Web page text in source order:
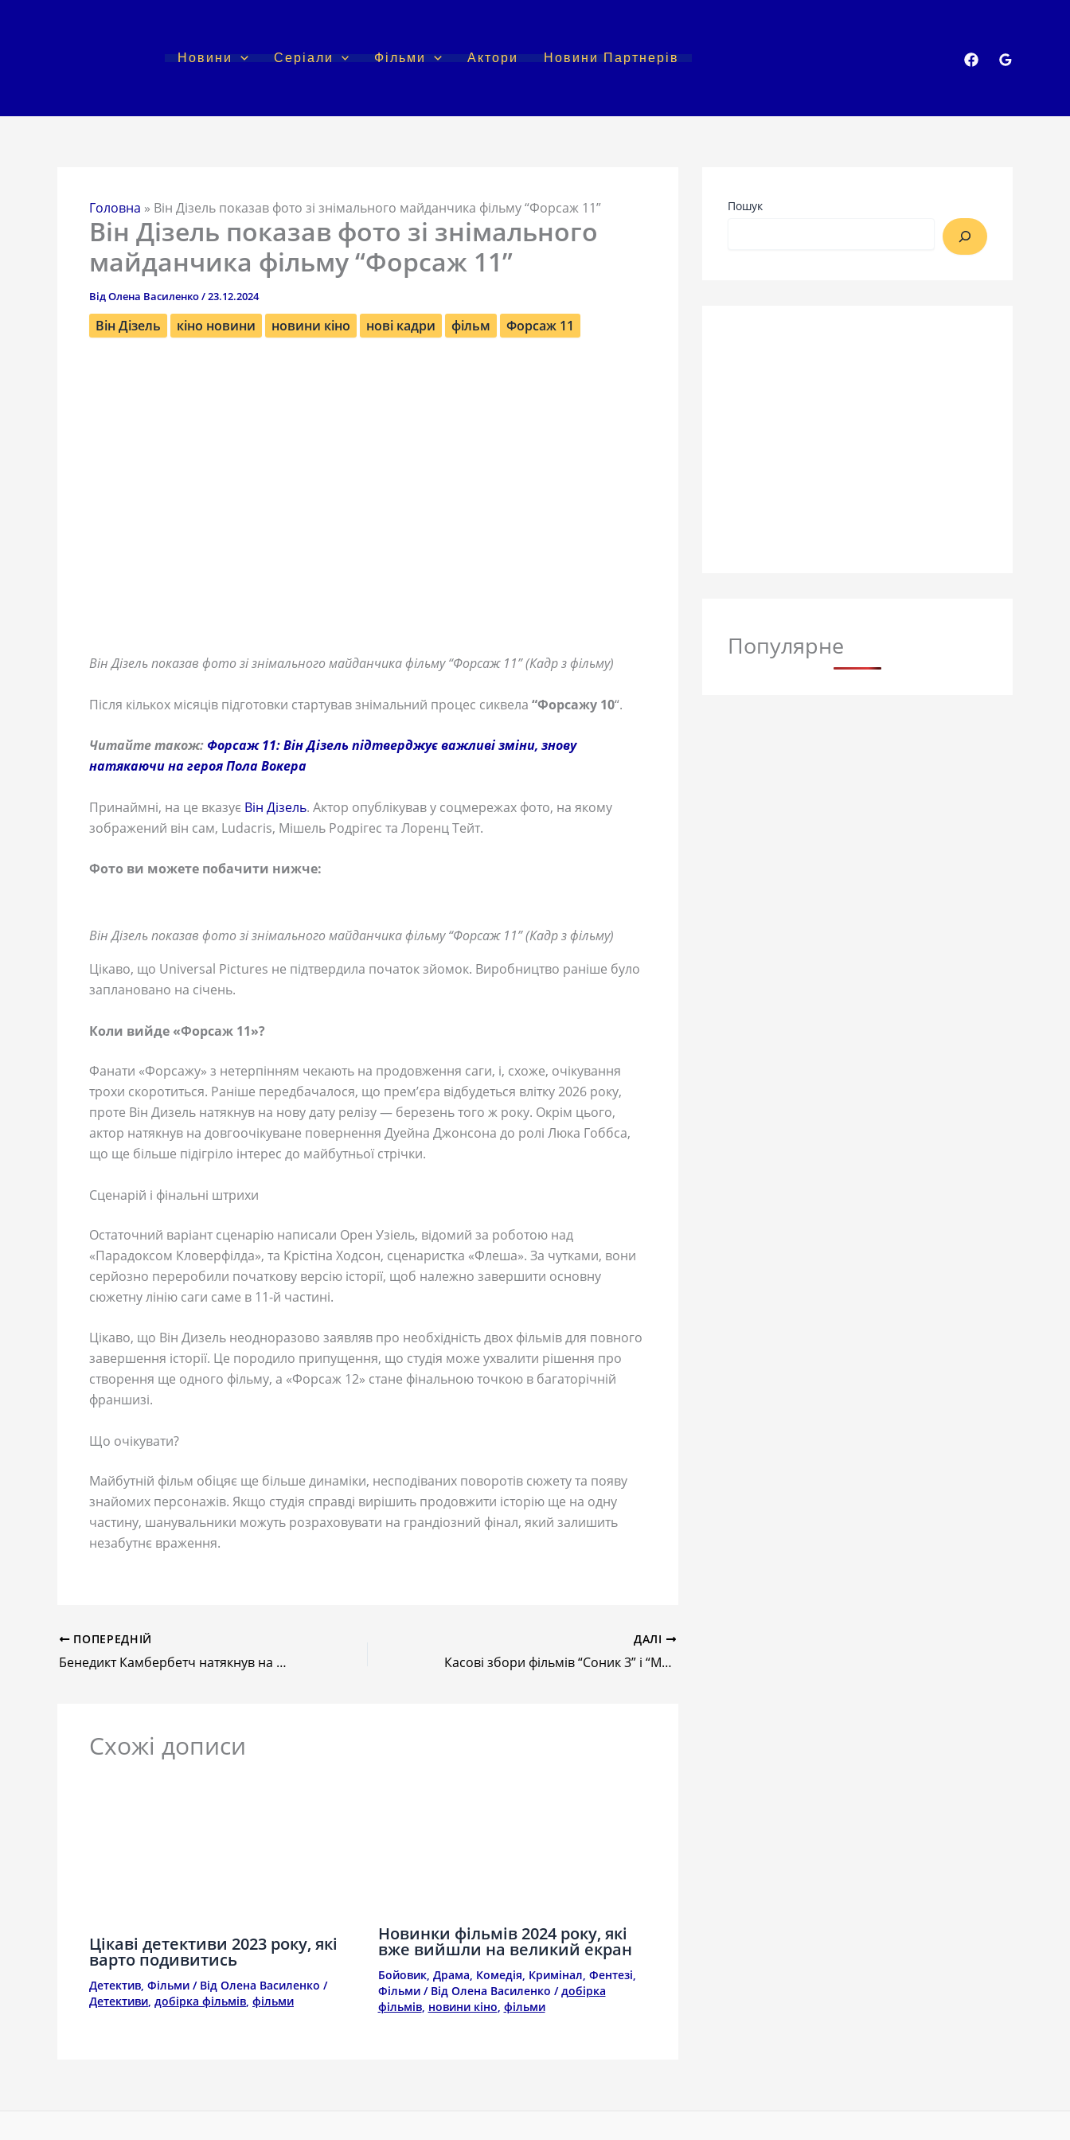
Новини Серіали Фільми Актори Новини Партнерів
Головна » Він Дізель показав фото зі знімального майданчика фільму “Форсаж 11”
Він Дізель показав фото зі знімального
майданчика фільму “Форсаж 11”
ВідОлена Василенко/23.12.2024
Він Дізель кіно новини новини кіно нові кадри фільм Форсаж 11
Він Дізель показав фото зі знімального майданчика фільму “Форсаж 11” (Кадр з фільму)
Після кількох місяців підготовки стартував знімальний процес сиквела “Форсажу 10“.
Читайте також: Форсаж 11: Він Дізель підтверджує важливі зміни, знову
натякаючи на героя Пола Вокера
Принаймні, на це вказує Він Дізель. Актор опублікував у соцмережах фото, на якому
зображений він сам, Ludacris, Мішель Родрігес та Лоренц Тейт.
Фото ви можете побачити нижче:
Він Дізель показав фото зі знімального майданчика фільму “Форсаж 11” (Кадр з фільму)
Цікаво, що Universal Pictures не підтвердила початок зйомок. Виробництво раніше було
заплановано на січень.
Коли вийде «Форсаж 11»?
Фанати «Форсажу» з нетерпінням чекають на продовження саги, і, схоже, очікування
трохи скоротиться. Раніше передбачалося, що прем’єра відбудеться влітку 2026 року,
проте Він Дизель натякнув на нову дату релізу — березень того ж року. Окрім цього,
актор натякнув на довгоочікуване повернення Дуейна Джонсона до ролі Люка Гоббса,
що ще більше підігріло інтерес до майбутньої стрічки.
Сценарій і фінальні штрихи
Остаточний варіант сценарію написали Орен Узіель, відомий за роботою над
«Парадоксом Кловерфілда», та Крістіна Ходсон, сценаристка «Флеша». За чутками, вони
серйозно переробили початкову версію історії, щоб належно завершити основну
сюжетну лінію саги саме в 11-й частині.
Цікаво, що Він Дизель неодноразово заявляв про необхідність двох фільмів для повного
завершення історії. Це породило припущення, що студія може ухвалити рішення про
створення ще одного фільму, а «Форсаж 12» стане фінальною точкою в багаторічній
франшизі.
Що очікувати?
Майбутній фільм обіцяє ще більше динаміки, несподіваних поворотів сюжету та появу
знайомих персонажів. Якщо студія справді вирішить продовжити історію ще на одну
частину, шанувальники можуть розраховувати на грандіозний фінал, який залишить
незабутнє враження.
ПОПЕРЕДНІЙ
Бенедикт Камбербетч натякнув на майбутнє Доктора Стренджа у всесвіті Marvel
ДАЛІ
Касові збори фільмів “Соник 3” і “Муфаса” за перший вікенд: Їжачок наздогнав лева
Схожі дописи
Цікаві детективи 2023 року, які
варто подивитись
Детектив Фільми / Від Олена Василенко /
Детективи добірка фільмів фільми
Новинки фільмів 2024 року, які
вже вийшли на великий екран
Бойовик, Драма, Комедія, Кримінал, Фентезі,
Фільми/ Від Олена Василенко /добірка
фільмів, новини кіно, фільми
Пошук
Популярне